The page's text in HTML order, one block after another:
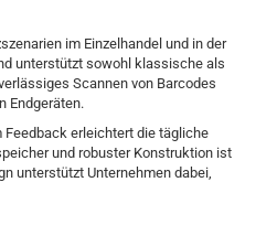
im Einzelhandel und in der
unterstützt sowohl klassische als
Scannen von Barcodes
Endgeräten.
Feedback erleichtert die tägliche
und robuster Konstruktion ist
unterstützt Unternehmen dabei,